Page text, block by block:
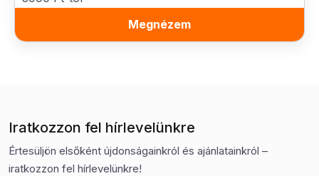
Megnézem
Iratkozzon fel hírlevelünkre
Értesüljön elsőként újdonságainkról és ajánlatainkról –
iratkozzon fel hírlevelünkre!